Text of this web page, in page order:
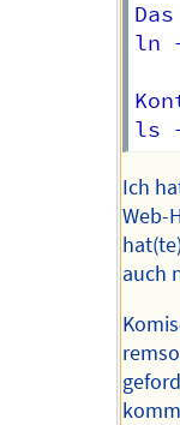
ln -
Ich
Web-
auch